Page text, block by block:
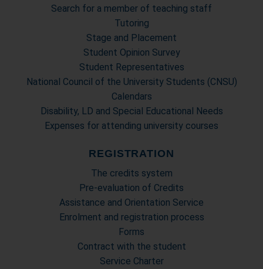
Search for a member of teaching staff
Tutoring
Stage and Placement
Student Opinion Survey
Student Representatives
National Council of the University Students (CNSU)
Calendars
Disability, LD and Special Educational Needs
Expenses for attending university courses
REGISTRATION
The credits system
Pre-evaluation of Credits
Assistance and Orientation Service
Enrolment and registration process
Forms
Contract with the student
Service Charter